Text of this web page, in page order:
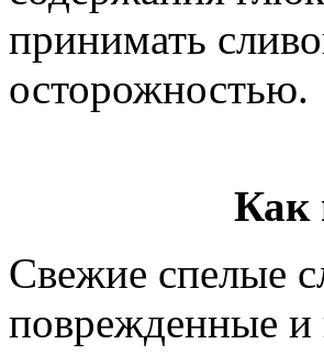
принимать
осторожностью.
Как
Свежие спелые
поврежденные и